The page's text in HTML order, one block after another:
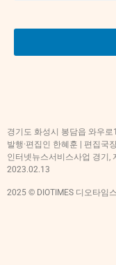
경기도 화성시 봉담읍 와우
발행·편집인 한혜훈 | 편집국
인터넷뉴스서비스사업 경기,
2023.02.13
2025 © DIOTIMES 디오타임